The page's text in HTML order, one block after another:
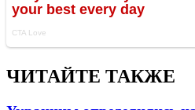
ЧИТАЙТЕ ТАКЖЕ